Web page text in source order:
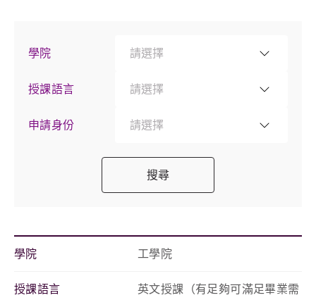
學院 請選擇
授課語言 請選擇
申請身份 請選擇
搜尋
學院 工學院
授課語言
英文授課（有足夠可滿足畢業需